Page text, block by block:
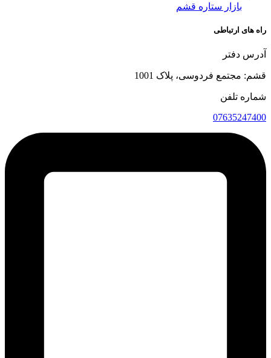
بازار ستاره قشم
راه های ارتباطی
آدرس دفتر
قشم: مجتمع فردوسی، پلاک 1001
شماره تلفن
07635247400